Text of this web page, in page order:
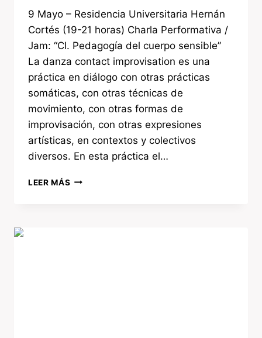
9 Mayo – Residencia Universitaria Hernán
Cortés (19-21 horas) Charla Performativa /
Jam: “CI. Pedagogía del cuerpo sensible”
La danza contact improvisation es una
práctica en diálogo con otras prácticas
somáticas, con otras técnicas de
movimiento, con otras formas de
improvisación, con otras expresiones
artísticas, en contextos y colectivos
diversos. En esta práctica el…
LEER MÁS